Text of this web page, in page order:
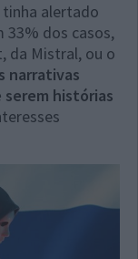
tinha alertado
33% dos casos,
da Mistral, ou o
narrativas
histórias